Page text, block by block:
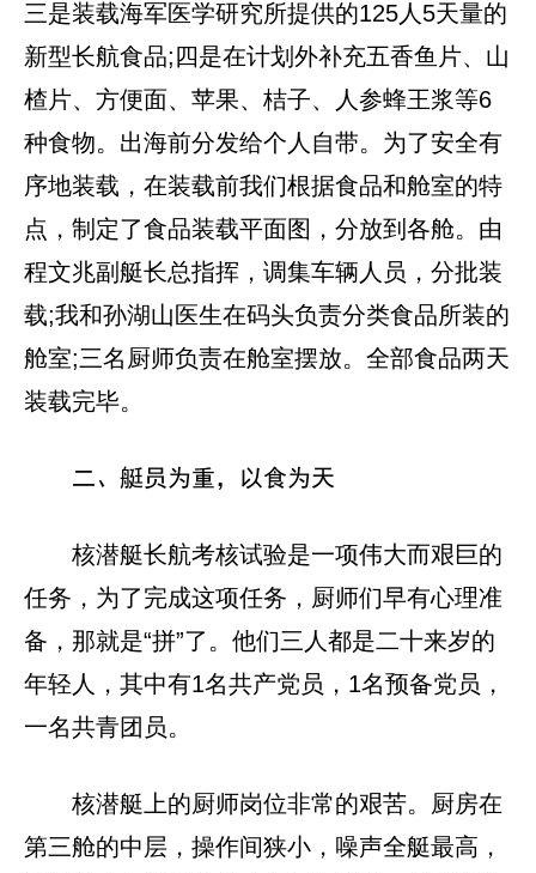
三是装载海军医学研究所提供的125人5天量的
新型长航食品;四是在计划外补充五香鱼片、山
楂片、方便面、苹果、桔子、人参蜂王浆等6
种食物。出海前分发给个人自带。为了安全有
序地装载，在装载前我们根据食品和舱室的特
点，制定了食品装载平面图，分放到各舱。由
程文兆副艇长总指挥，调集车辆人员，分批装
载;我和孙湖山医生在码头负责分类食品所装的
舱室;三名厨师负责在舱室摆放。全部食品两天
装载完毕。
二、艇员为重，以食为天
核潜艇长航考核试验是一项伟大而艰巨的
任务，为了完成这项任务，厨师们早有心理准
备，那就是“拼”了。他们三人都是二十来岁的
年轻人，其中有1名共产党员，1名预备党员，
一名共青团员。
核潜艇上的厨师岗位非常的艰苦。厨房在
第三舱的中层，操作间狭小，噪声全艇最高，